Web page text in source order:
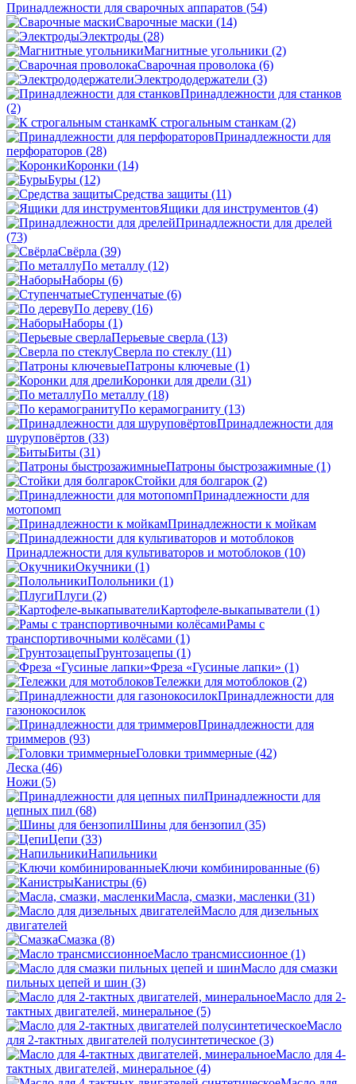
Принадлежности для сварочных аппаратов (54)
Сварочные маски (14)
Электроды (28)
Магнитные угольники (2)
Сварочная проволока (6)
Электрододержатели (3)
Принадлежности для станков
(2)
К строгальным станкам (2)
Принадлежности для
перфораторов (28)
Коронки (14)
Буры (12)
Средства защиты (11)
Ящики для инструментов (4)
Принадлежности для дрелей
(73)
Свёрла (39)
По металлу (12)
Наборы (6)
Ступенчатые (6)
По дереву (16)
Наборы (1)
Перьевые сверла (13)
Сверла по стеклу (11)
Патроны ключевые (1)
Коронки для дрели (31)
По металлу (18)
По керамограниту (13)
Принадлежности для
шуруповёртов (33)
Биты (31)
Патроны быстрозажимные (1)
Стойки для болгарок (2)
Принадлежности для
мотопомп
Принадлежности к мойкам
Принадлежности для культиваторов и мотоблоков (10)
Окучники (1)
Полольники (1)
Плуги (2)
Картофеле-выкапыватели (1)
Рамы с
транспортивочными колёсами (1)
Грунтозацепы (1)
Фреза «Гусиные лапки» (1)
Тележки для мотоблоков (2)
Принадлежности для
газонокосилок
Принадлежности для
триммеров (93)
Головки триммерные (42)
Леска (46)
Ножи (5)
Принадлежности для
цепных пил (68)
Шины для бензопил (35)
Цепи (33)
Напильники
Ключи комбинированные (6)
Канистры (6)
Масла, смазки, масленки (31)
Масло для дизельных
двигателей
Смазка (8)
Масло трансмиссионное (1)
Масло для смазки
пильных цепей и шин (3)
Масло для 2-
тактных двигателей, минеральное (5)
Масло
для 2-тактных двигателей полусинтетическое (3)
Масло для 4-
тактных двигателей, минеральное (4)